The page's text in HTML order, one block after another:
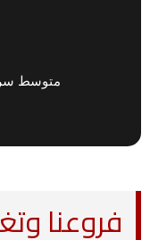
متوسط
فروعنا